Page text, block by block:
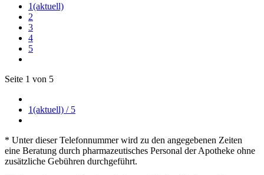
1(aktuell)
2
3
4
5
Seite 1 von 5
1(aktuell) / 5
* Unter dieser Telefonnummer wird zu den angegebenen Zeiten
eine Beratung durch pharmazeutisches Personal der Apotheke ohne
zusätzliche Gebühren durchgeführt.